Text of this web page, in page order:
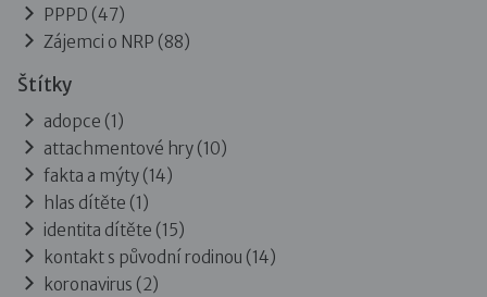
PPPD (47)
Zájemci o NRP (88)
Štítky
adopce (1)
attachmentové hry (10)
fakta a mýty (14)
hlas dítěte (1)
identita dítěte (15)
kontakt s původní rodinou (14)
koronavirus (2)